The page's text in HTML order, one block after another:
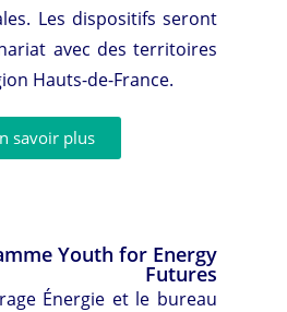
Les dispositifs seront
avec des territoires
Hauts-de-France.
savoir plus
Youth for Energy
Futures
Énergie et le bureau